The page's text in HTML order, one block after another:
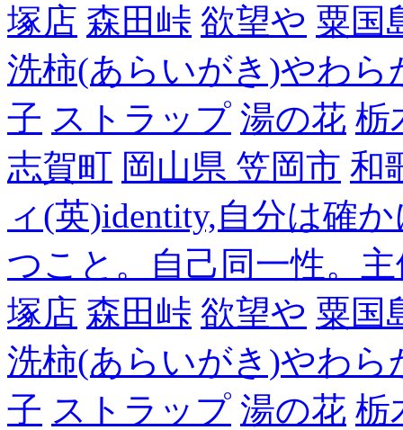
塚店 森田峠 欲望や 粟国
洗柿(あらいがき)やわ
子 ストラップ 湯の花 栃
志賀町 岡山県 笠岡市 和
ィ(英)identity,自分は確
つこと。自己同一性。
塚店 森田峠 欲望や 粟国
洗柿(あらいがき)やわ
子 ストラップ 湯の花 栃